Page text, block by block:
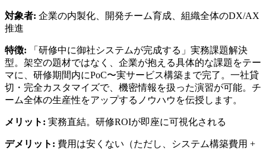
対象者: 企業の内製化、開発チーム育成、組織全体のDX/AX
推進
特徴: 「研修中に御社システムが完成する」実務課題解決
型。架空の題材ではなく、企業が抱える具体的な課題をテー
マに、研修期間内にPoC〜実サービス構築まで完了。一社貸
切・完全カスタマイズで、機密情報を扱った演習が可能。チ
ーム全体の生産性をアップするノウハウを伝授します。
メリット: 実務直結。研修ROIが即座に可視化される
デメリット: 費用は安くない（ただし、システム構築費用 +